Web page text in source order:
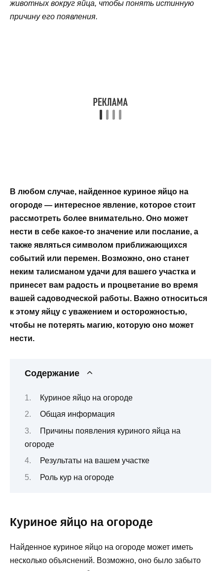
животных вокруг яйца, чтобы понять истинную
причину его появления.
В любом случае, найденное куриное яйцо на
огороде — интересное явление, которое стоит
рассмотреть более внимательно. Оно может
нести в себе какое-то значение или послание, а
также являться символом приближающихся
событий или перемен. Возможно, оно станет
неким талисманом удачи для вашего участка и
принесет вам радость и процветание во время
вашей садоводческой работы. Важно относиться
к этому яйцу с уважением и осторожностью,
чтобы не потерять магию, которую оно может
нести.
Содержание
Куриное яйцо на огороде
Общая информация
Причины появления куриного яйца на
огороде
Результаты на вашем участке
Роль кур на огороде
Куриное яйцо на огороде
Найденное куриное яйцо на огороде может иметь
несколько объяснений. Возможно, оно было забыто